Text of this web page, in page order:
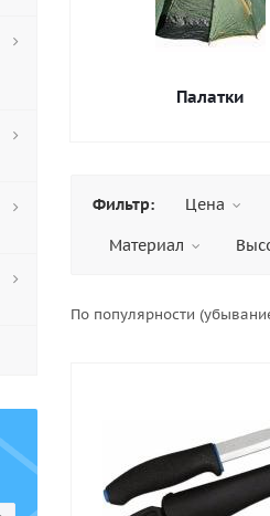
Палатки
Фильтр: Цена
Материал
По популярности